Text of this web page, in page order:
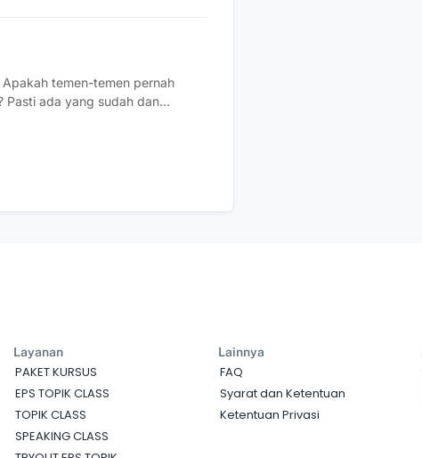
Apakah temen-temen pernah
Pasti ada yang sudah dan...
Layanan
PAKET KURSUS
EPS TOPIK CLASS
TOPIK CLASS
SPEAKING CLASS
Lainnya
FAQ
Syarat dan Ketentuan
Ketentuan Privasi